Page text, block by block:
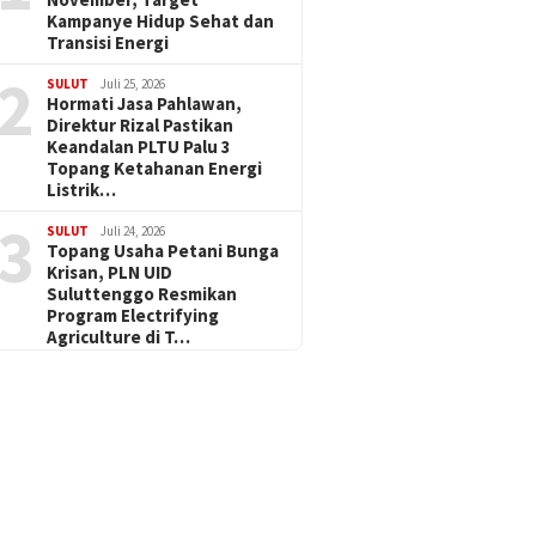
Kampanye Hidup Sehat dan
Transisi Energi
SULUT Juli 25, 2026
Hormati Jasa Pahlawan,
Direktur Rizal Pastikan
Keandalan PLTU Palu 3
Topang Ketahanan Energi
Listrik…
SULUT Juli 24, 2026
Topang Usaha Petani Bunga
Krisan, PLN UID
Suluttenggo Resmikan
Program Electrifying
Agriculture di T…